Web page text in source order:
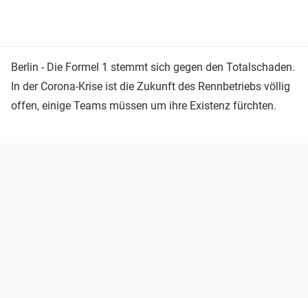
Berlin - Die Formel 1 stemmt sich gegen den Totalschaden.
In der Corona-Krise ist die Zukunft des Rennbetriebs völlig
offen, einige Teams müssen um ihre Existenz fürchten.